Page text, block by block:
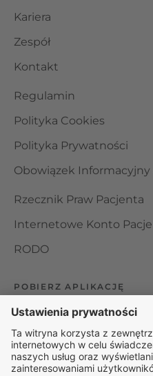
Kariera
Zespół
Kontakt
Regulamin
Polityka Cookies
Polityka Prywatności
Obowiązek Informacyjny
Rzecznik Praw Pacjenta
Internetowe Konto
RODO
POBIERZ APLIKACJĘ
Organizator udzielania
podmiotem leczniczym w